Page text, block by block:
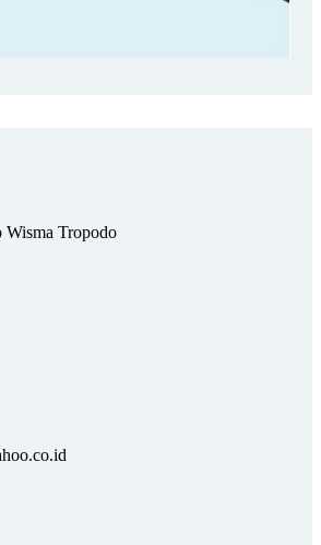
Wisma Tropodo